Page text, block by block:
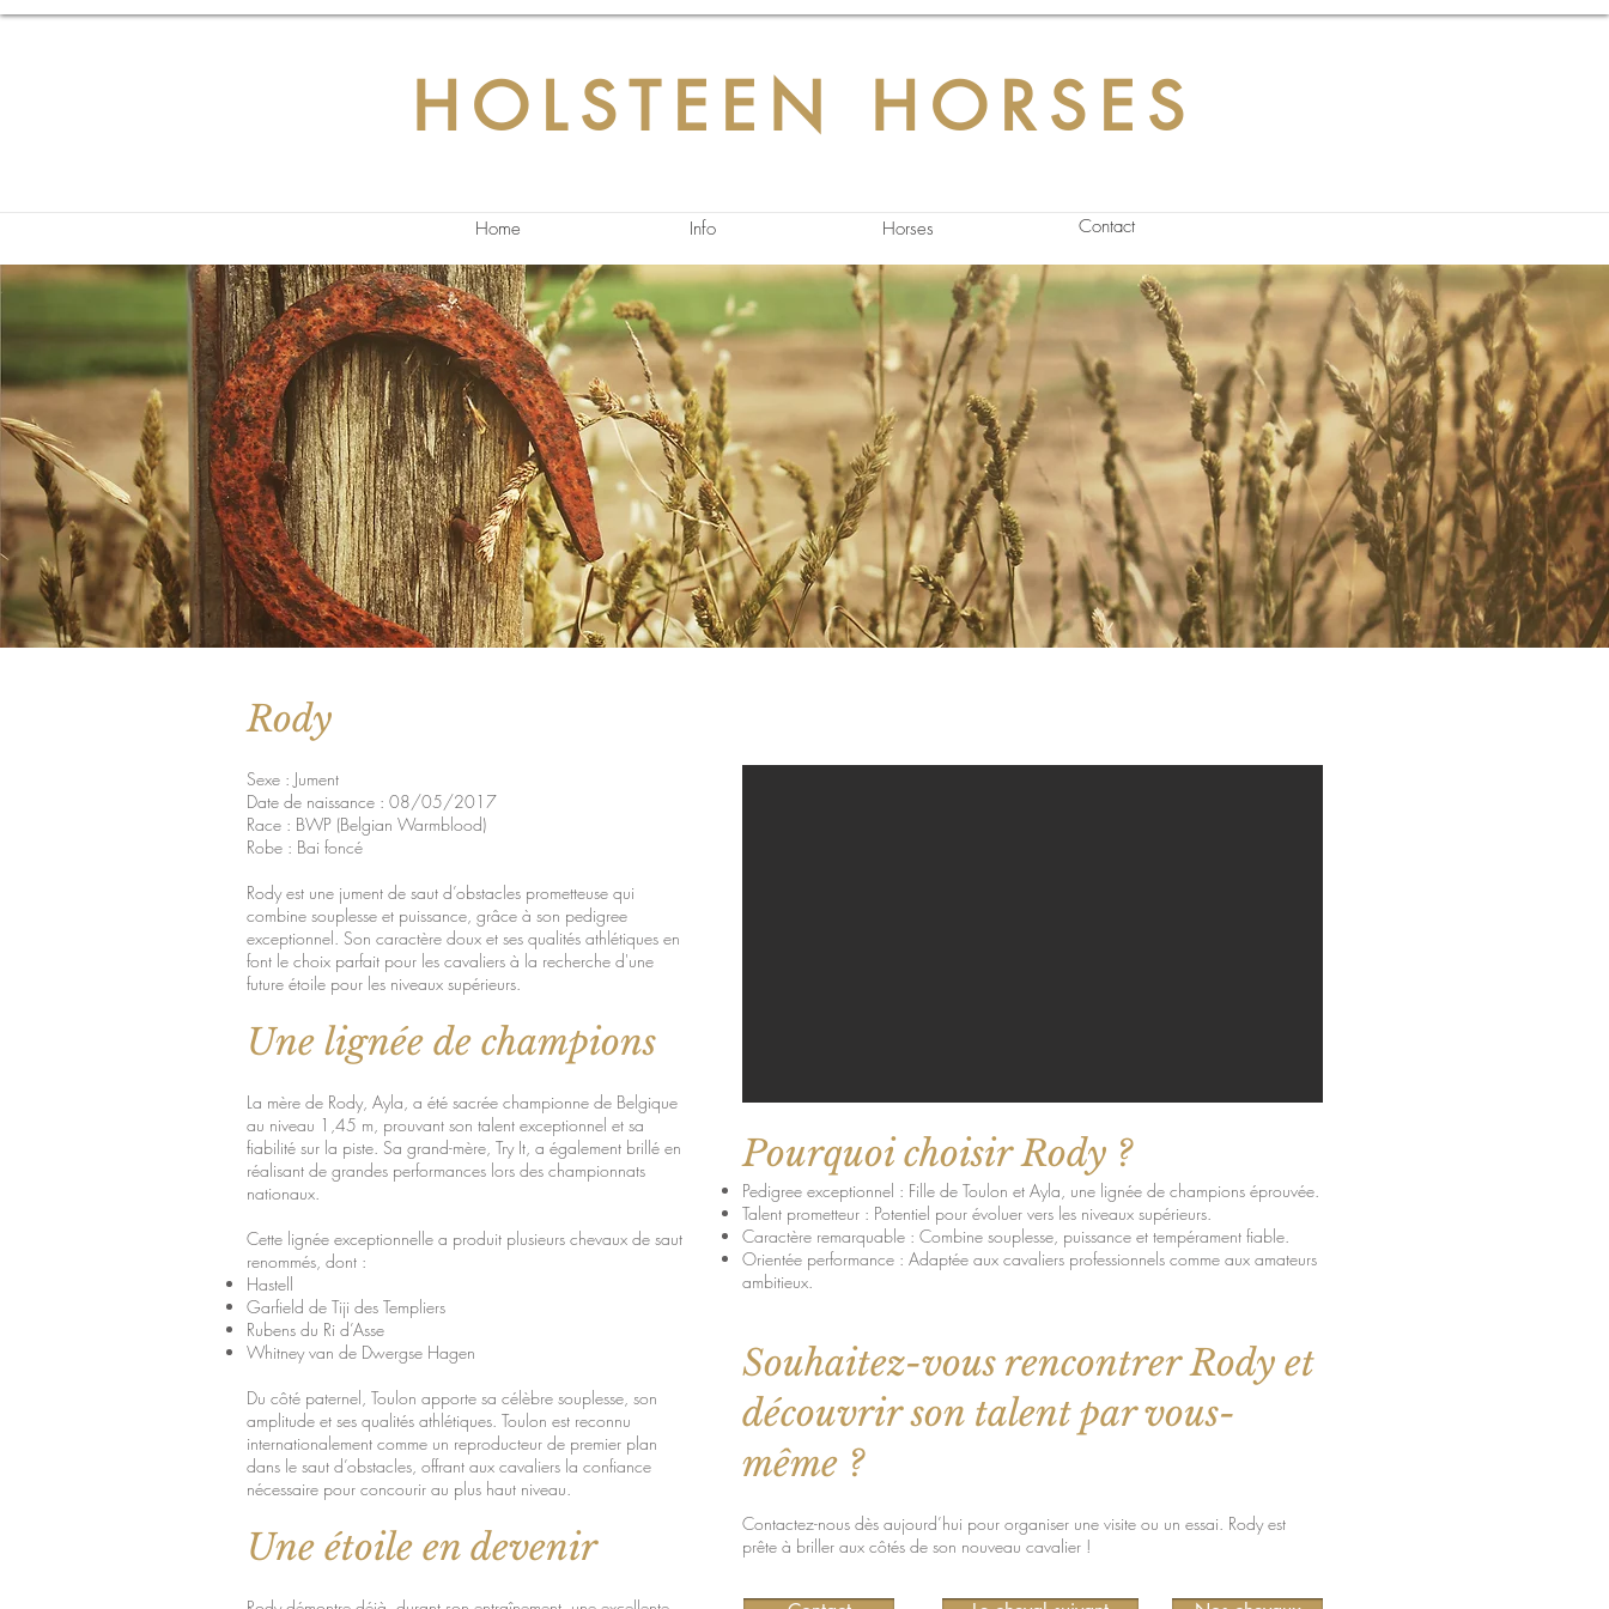
HOLSTEEN HORSES
Home Info Horses Contact
Rody
Sexe : Jument
Date de naissance : 08/05/2017
Race : BWP (Belgian Warmblood)
Robe : Bai foncé
Rody est une jument de saut d’obstacles prometteuse qui
combine souplesse et puissance, grâce à son pedigree
exceptionnel. Son caractère doux et ses qualités athlétiques en
font le choix parfait pour les cavaliers à la recherche d'une
future étoile pour les niveaux supérieurs.
Une lignée de champions
La mère de Rody, Ayla, a été sacrée championne de Belgique
au niveau 1,45 m, prouvant son talent exceptionnel et sa
fiabilité sur la piste. Sa grand-mère, Try It, a également brillé en
réalisant de grandes performances lors des championnats
nationaux.
Cette lignée exceptionnelle a produit plusieurs chevaux de saut
renommés, dont :
Hastell
Garfield de Tiji des Templiers
Rubens du Ri d’Asse
Whitney van de Dwergse Hagen
Du côté paternel, Toulon apporte sa célèbre souplesse, son
amplitude et ses qualités athlétiques. Toulon est reconnu
internationalement comme un reproducteur de premier plan
dans le saut d’obstacles, offrant aux cavaliers la confiance
nécessaire pour concourir au plus haut niveau.
Une étoile en devenir
Pourquoi choisir Rody ?
Pedigree exceptionnel : Fille de Toulon et Ayla, une lignée de champions éprouvée.
Talent prometteur : Potentiel pour évoluer vers les niveaux supérieurs.
Caractère remarquable : Combine souplesse, puissance et tempérament fiable.
Orientée performance : Adaptée aux cavaliers professionnels comme aux amateurs
ambitieux.
Souhaitez-vous rencontrer Rody et
découvrir son talent par vous-
même ?
Contactez-nous dès aujourd’hui pour organiser une visite ou un essai. Rody est
prête à briller aux côtés de son nouveau cavalier !